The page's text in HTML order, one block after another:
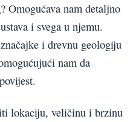
? Omogućava nam detaljno
i svega u njemu.
i drevnu geologiju
nam da
lokaciju, veličinu i brzinu